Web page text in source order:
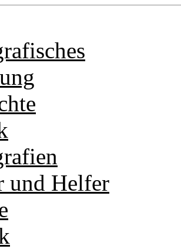
und Helfer